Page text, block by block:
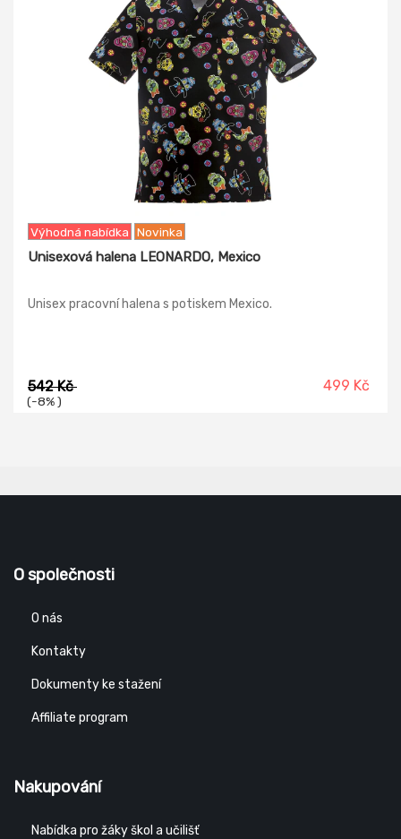
Výhodná nabídka Novinka
Unisexová halena LEONARDO, Mexico
Unisex pracovní halena s potiskem Mexico.
542 Kč
(-8% )
499 Kč
O společnosti
O nás
Kontakty
Dokumenty ke stažení
Affiliate program
Nakupování
Nabídka pro žáky škol a učilišť